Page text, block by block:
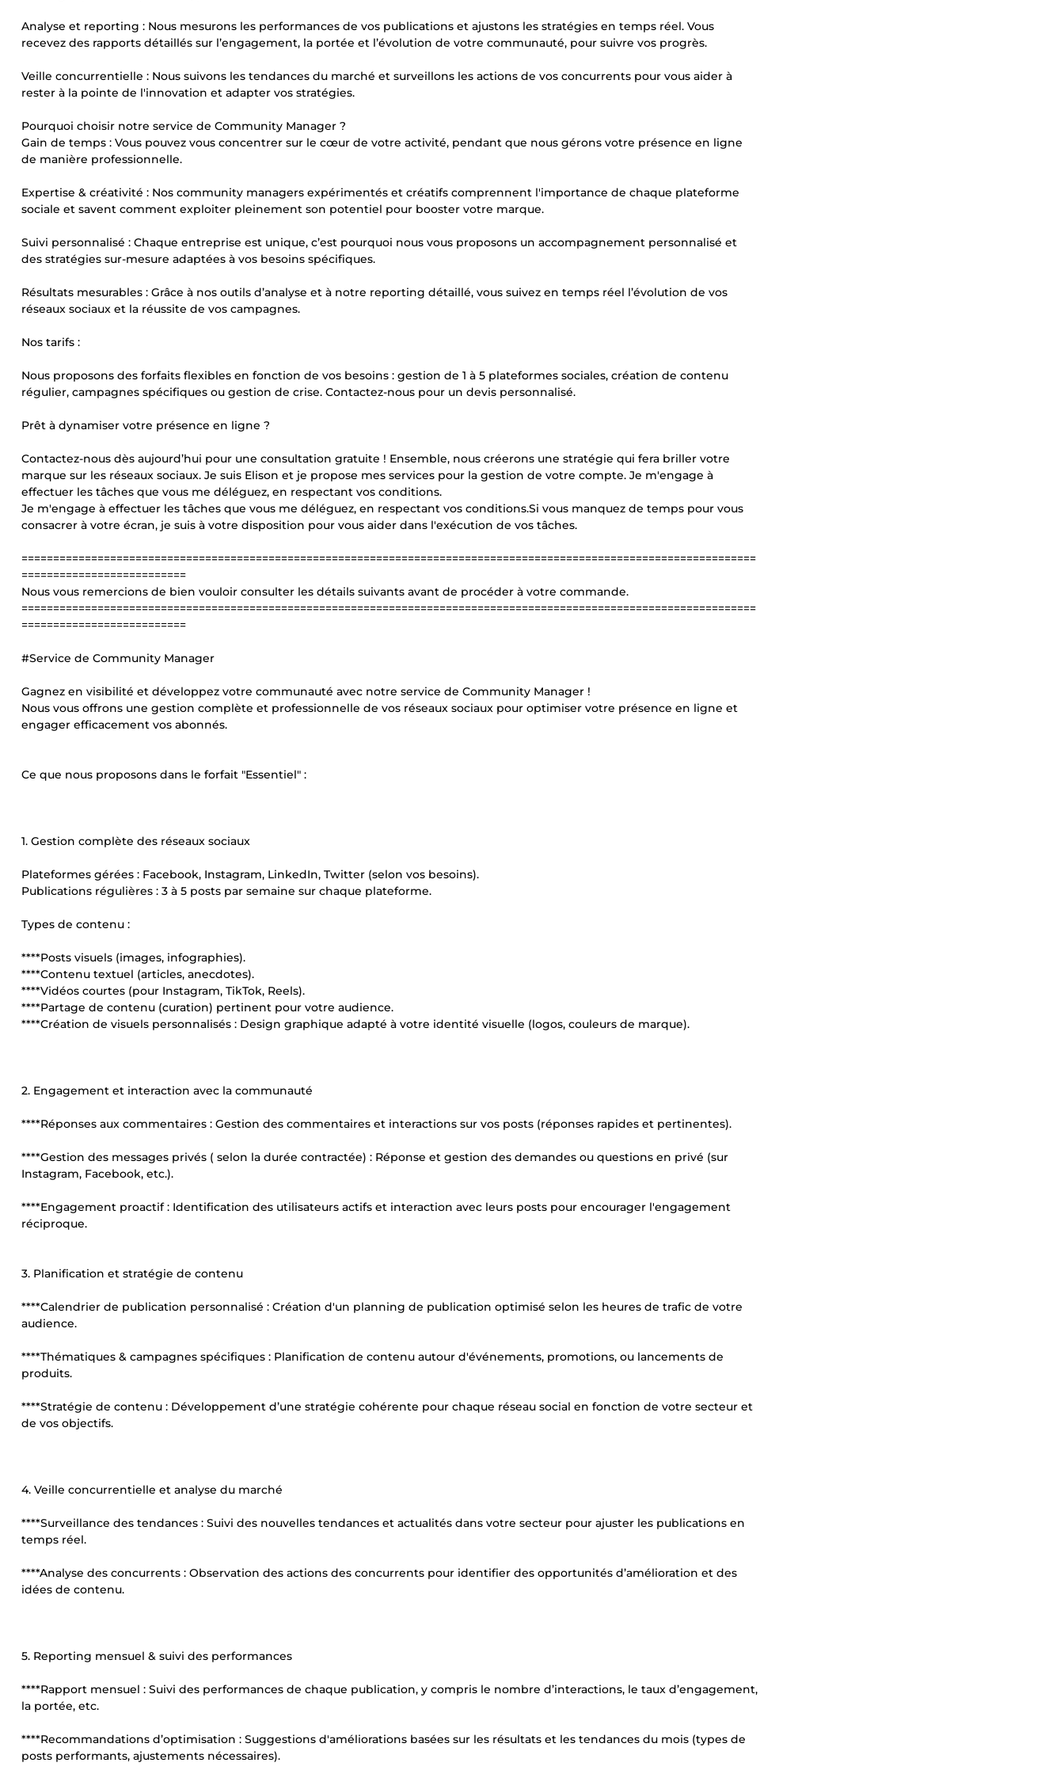
Analyse et reporting : Nous mesurons les performances de vos publications et ajustons les stratégies en temps réel. Vous
recevez des rapports détaillés sur l’engagement, la portée et l’évolution de votre communauté, pour suivre vos progrès.
Veille concurrentielle : Nous suivons les tendances du marché et surveillons les actions de vos concurrents pour vous aider à
rester à la pointe de l'innovation et adapter vos stratégies.
Pourquoi choisir notre service de Community Manager ?
Gain de temps : Vous pouvez vous concentrer sur le cœur de votre activité, pendant que nous gérons votre présence en ligne
de manière professionnelle.
Expertise & créativité : Nos community managers expérimentés et créatifs comprennent l'importance de chaque plateforme
sociale et savent comment exploiter pleinement son potentiel pour booster votre marque.
Suivi personnalisé : Chaque entreprise est unique, c’est pourquoi nous vous proposons un accompagnement personnalisé et
des stratégies sur-mesure adaptées à vos besoins spécifiques.
Résultats mesurables : Grâce à nos outils d’analyse et à notre reporting détaillé, vous suivez en temps réel l’évolution de vos
réseaux sociaux et la réussite de vos campagnes.
Nos tarifs :
Nous proposons des forfaits flexibles en fonction de vos besoins : gestion de 1 à 5 plateformes sociales, création de contenu
régulier, campagnes spécifiques ou gestion de crise. Contactez-nous pour un devis personnalisé.
Prêt à dynamiser votre présence en ligne ?
Contactez-nous dès aujourd’hui pour une consultation gratuite ! Ensemble, nous créerons une stratégie qui fera briller votre
marque sur les réseaux sociaux. Je suis Elison et je propose mes services pour la gestion de votre compte. Je m'engage à
effectuer les tâches que vous me déléguez, en respectant vos conditions.
Je m'engage à effectuer les tâches que vous me déléguez, en respectant vos conditions.Si vous manquez de temps pour vous
consacrer à votre écran, je suis à votre disposition pour vous aider dans l'exécution de vos tâches.
====================================================================================================================
==========================
Nous vous remercions de bien vouloir consulter les détails suivants avant de procéder à votre commande.
====================================================================================================================
==========================
#Service de Community Manager
Gagnez en visibilité et développez votre communauté avec notre service de Community Manager !
Nous vous offrons une gestion complète et professionnelle de vos réseaux sociaux pour optimiser votre présence en ligne et
engager efficacement vos abonnés.
Ce que nous proposons dans le forfait "Essentiel" :
1. Gestion complète des réseaux sociaux
Plateformes gérées : Facebook, Instagram, LinkedIn, Twitter (selon vos besoins).
Publications régulières : 3 à 5 posts par semaine sur chaque plateforme.
Types de contenu :
****Posts visuels (images, infographies).
****Contenu textuel (articles, anecdotes).
****Vidéos courtes (pour Instagram, TikTok, Reels).
****Partage de contenu (curation) pertinent pour votre audience.
****Création de visuels personnalisés : Design graphique adapté à votre identité visuelle (logos, couleurs de marque).
2. Engagement et interaction avec la communauté
****Réponses aux commentaires : Gestion des commentaires et interactions sur vos posts (réponses rapides et pertinentes).
****Gestion des messages privés ( selon la durée contractée) : Réponse et gestion des demandes ou questions en privé (sur
Instagram, Facebook, etc.).
****Engagement proactif : Identification des utilisateurs actifs et interaction avec leurs posts pour encourager l'engagement
réciproque.
3. Planification et stratégie de contenu
****Calendrier de publication personnalisé : Création d'un planning de publication optimisé selon les heures de trafic de votre
audience.
****Thématiques & campagnes spécifiques : Planification de contenu autour d'événements, promotions, ou lancements de
produits.
****Stratégie de contenu : Développement d’une stratégie cohérente pour chaque réseau social en fonction de votre secteur et
de vos objectifs.
4. Veille concurrentielle et analyse du marché
****Surveillance des tendances : Suivi des nouvelles tendances et actualités dans votre secteur pour ajuster les publications en
temps réel.
****Analyse des concurrents : Observation des actions des concurrents pour identifier des opportunités d’amélioration et des
idées de contenu.
5. Reporting mensuel & suivi des performances
****Rapport mensuel : Suivi des performances de chaque publication, y compris le nombre d’interactions, le taux d’engagement,
la portée, etc.
****Recommandations d’optimisation : Suggestions d'améliorations basées sur les résultats et les tendances du mois (types de
posts performants, ajustements nécessaires).